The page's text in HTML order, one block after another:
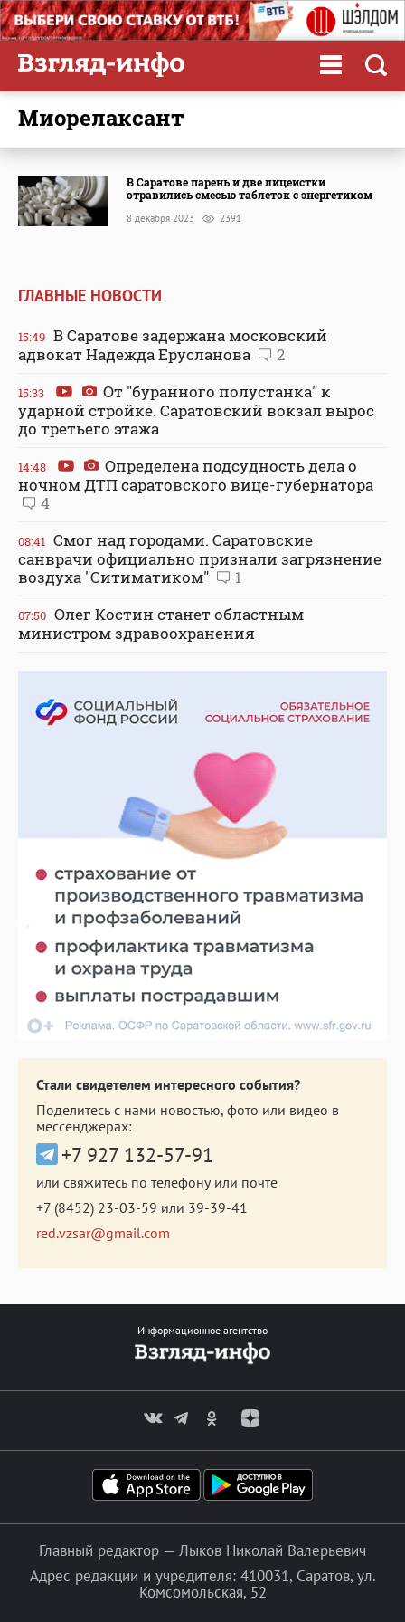
миорелаксант
В Саратове парень и две лицеистки
отравились смесью таблеток с энергетиком
8 декабря 2023 2391
ГЛАВНЫЕ НОВОСТИ
15:49 В Саратове задержана московский
адвокат Надежда Ерусланова
2
15:33
От "буранного полустанка" к
ударной стройке. Саратовский вокзал вырос
до третьего этажа
14:48
Определена подсудность дела о
ночном ДТП саратовского вице-губернатора
4
08:41 Смог над городами. Саратовские
санврачи официально признали загрязнение
воздуха "Ситиматиком"
1
07:50 Олег Костин станет областным
министром здравоохранения
Стали свидетелем интересного события?
Поделитесь с нами новостью, фото или видео в
мессенджерах:
+7 927 132-57-91
или свяжитесь по телефону или почте
+7 (8452) 23-03-59 или 39-39-41
red.vzsar@gmail.com
Информационное агентство
Главный редактор — Лыков Николай Валерьевич
Адрес редакции и учредителя: 410031, Саратов, ул.
Комсомольская, 52